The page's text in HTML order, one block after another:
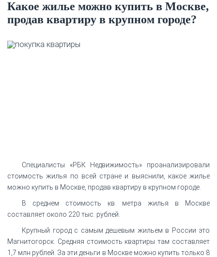
Какое жилье можно купить в Москве,
продав квартиру в крупном городе?
Специалисты «РБК Недвижимость» проанализировали
стоимость жилья по всей стране и выяснили, какое жилье
можно купить в Москве, продав квартиру в крупном городе.
В среднем стоимость кв. метра жилья в Москве
составляет около 220 тыс. рублей.
Крупный город с самым дешевым жильем в России это
Магнитогорск. Средняя стоимость квартиры там составляет
1,7 млн рублей. За эти деньги в Москве можно купить только 8